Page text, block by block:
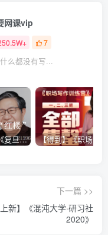
网课vip
7
么都没有写...
【少年得到】《复旦博导骆玉明讲“红楼”》
下一篇 >>
上新】《混沌大学·研习社
2020》